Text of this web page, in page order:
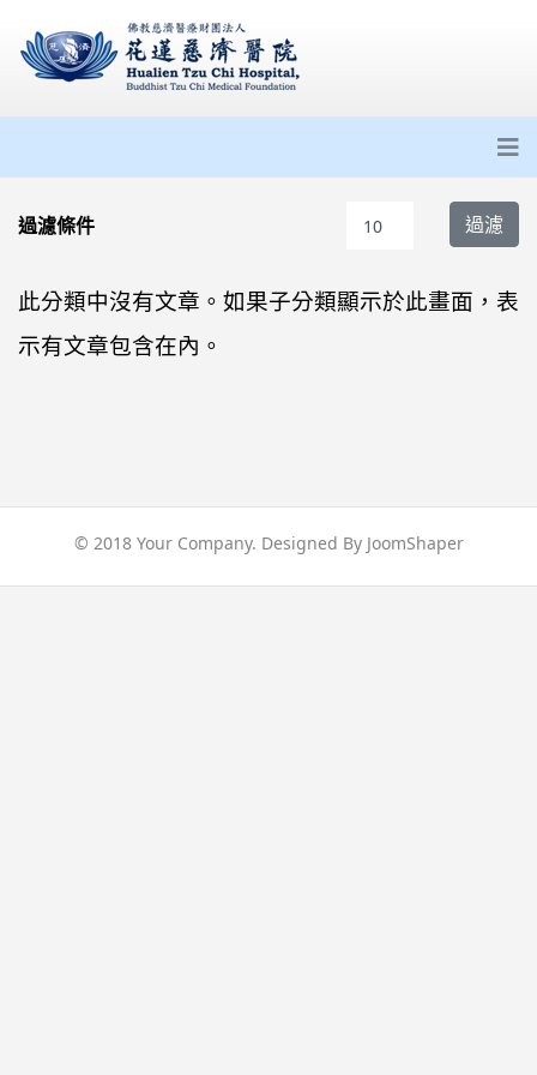
過濾條件 每頁顯示條數 過濾
此分類中沒有文章。如果子分類顯示於此畫面，表
示有文章包含在內。
© 2018 Your Company. Designed By JoomShaper